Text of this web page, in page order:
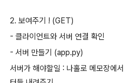
2. 보여주기 ! (GET)
- 클라이언트와 서버 연결 확인
- 서버 만들기 (app.py)
서버가 해야할일 : 나홀로 메모장에